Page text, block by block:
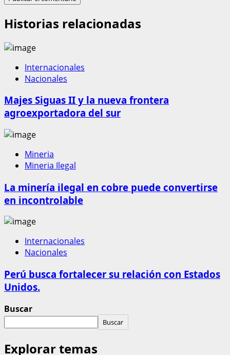
Historias relacionadas
Internacionales
Nacionales
Majes Siguas II y la nueva frontera
agroexportadora del sur
Mineria
Mineria Ilegal
La minería ilegal en cobre puede convertirse
en incontrolable
Internacionales
Nacionales
Perú busca fortalecer su relación con Estados
Unidos.
Buscar
Buscar
Explorar temas